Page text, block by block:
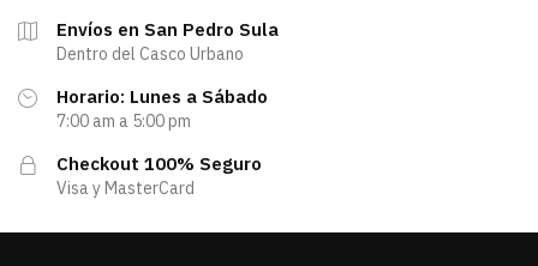
Envíos en San Pedro Sula
Dentro del Casco Urbano
Horario: Lunes a Sábado
7:00 am a 5:00 pm
Checkout 100% Seguro
Visa y MasterCard